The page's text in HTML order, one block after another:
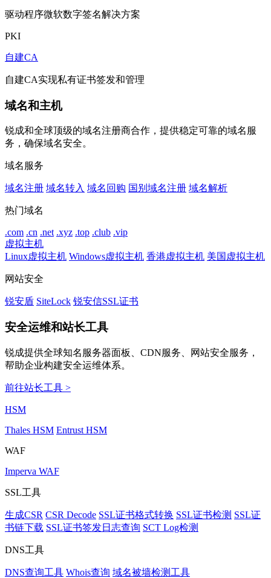
驱动程序微软数字签名解决方案
PKI
自建CA
自建CA实现私有证书签发和管理
域名和主机
锐成和全球顶级的域名注册商合作，提供稳定可靠的域名服
务，确保域名安全。
域名服务
域名注册 域名转入 域名回购 国别域名注册 域名解析
热门域名
.com .cn .net .xyz .top .club .vip
虚拟主机
Linux虚拟主机 Windows虚拟主机 香港虚拟主机 美国虚拟主机
网站安全
锐安盾 SiteLock 锐安信SSL证书
安全运维和站长工具
锐成提供全球知名服务器面板、CDN服务、网站安全服务，
帮助企业构建安全运维体系。
前往站长工具 >
HSM
Thales HSM Entrust HSM
WAF
Imperva WAF
SSL工具
生成CSR CSR Decode SSL证书格式转换 SSL证书检测 SSL证
书链下载 SSL证书签发日志查询 SCT Log检测
DNS工具
DNS查询工具 Whois查询 域名被墙检测工具